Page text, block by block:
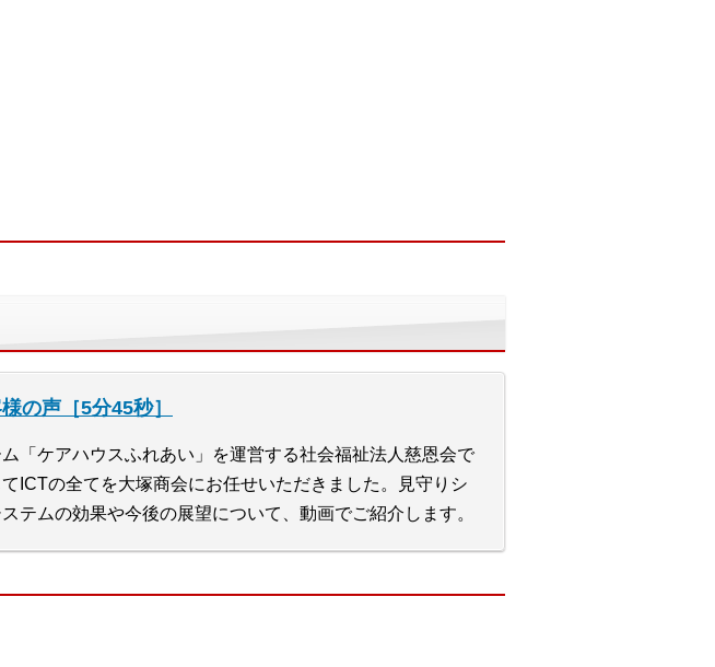
の声［5分45秒］
「ケアハウスふれあい」を運営する社会福祉法人慈恩会で
ICTの全てを大塚商会にお任せいただきました。見守りシ
テムの効果や今後の展望について、動画でご紹介します。